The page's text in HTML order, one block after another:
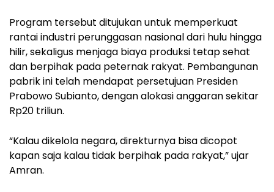
Program tersebut ditujukan untuk memperkuat
rantai industri perunggasan nasional dari hulu hingga
hilir, sekaligus menjaga biaya produksi tetap sehat
dan berpihak pada peternak rakyat. Pembangunan
pabrik ini telah mendapat persetujuan Presiden
Prabowo Subianto, dengan alokasi anggaran sekitar
Rp20 triliun.
“Kalau dikelola negara, direkturnya bisa dicopot
kapan saja kalau tidak berpihak pada rakyat,” ujar
Amran.